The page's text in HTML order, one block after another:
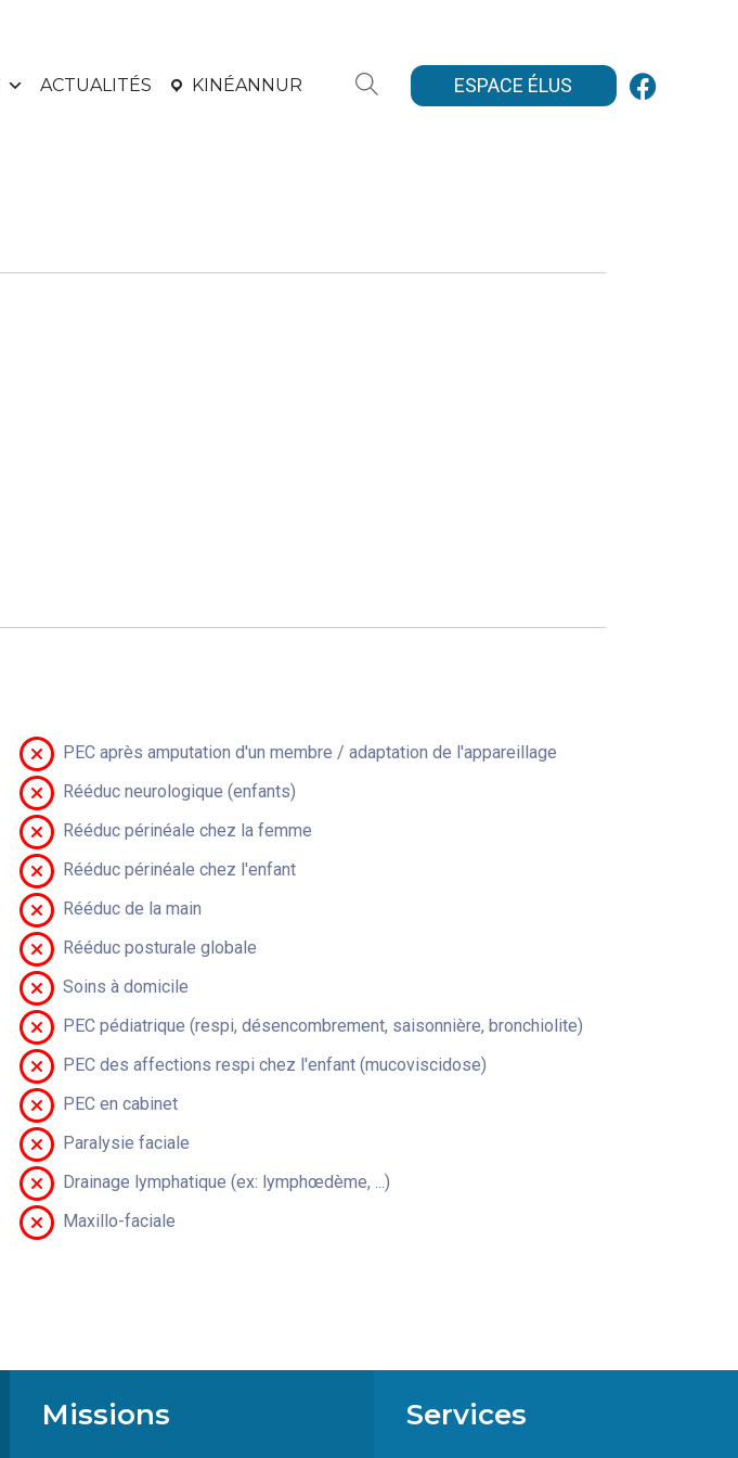
ACTUALITÉS KINÉANNUR ESPACE ÉLUS
PEC après amputation d'un membre / adaptation de l'appareillage
Rééduc neurologique (enfants)
Rééduc périnéale chez la femme
Rééduc périnéale chez l'enfant
Rééduc de la main
Rééduc posturale globale
Soins à domicile
PEC pédiatrique (respi, désencombrement, saisonnière, bronchiolite)
PEC des affections respi chez l'enfant (mucoviscidose)
PEC en cabinet
Paralysie faciale
Drainage lymphatique (ex: lymphœdème, ...)
Maxillo-faciale
Missions Services